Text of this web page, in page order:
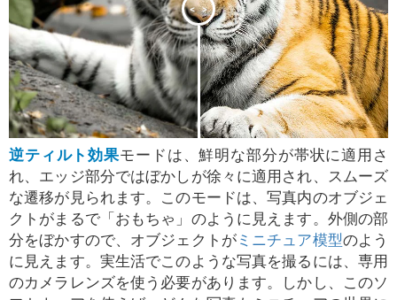
< >
逆ティルト効果モードは、鮮明な部分が帯状に適用さ
れ、エッジ部分ではぼかしが徐々に適用され、スムーズ
な遷移が見られます。このモードは、写真内のオブジェ
クトがまるで「おもちゃ」のように見えます。外側の部
分をぼかすので、オブジェクトがミニチュア模型のよう
に見えます。実生活でこのような写真を撮るには、専用
のカメラレンズを使う必要があります。しかし、このソ